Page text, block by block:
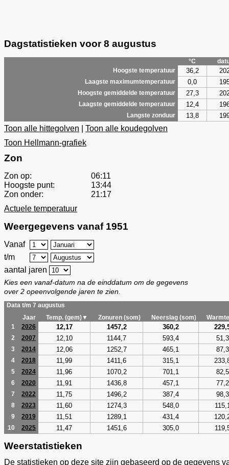
Dagstatistieken voor 8 augustus
°C
Hoogste temperatuur
36,2
Laagste maximumtemperatuur 0,0
Hoogste gemiddelde temperatuur 27,3
Laagste gemiddelde temperatuur 12,4
Langste zonduur 13,8
Toon alle hittegolven
Toon alle koudegolven
Toon Hellmann-grafiek
Zon
Zon op:
06:11
Hoogste punt:
13:44
Zon onder:
21:17
Actuele temperatuur
Weergegevens vanaf 1951
Vanaf
t/m
aantal jaren
Kies een vanaf-datum na de einddatum om de gegevens
over 2 opeenvolgende jaren te zien.
Data t/m 7 augustus
Jaar
Temp. (gem)▼ Zonuren (som) Neerslag (som)
1
2026 12,17 1457,2 360,2
2 2007 12,10 1144,7 593,4 51,3
3 2014 12,06 1252,7 465,1 87,3
4 2018 11,99 1411,6 315,1
5 2024 11,96 1070,2 701,1 82,5
6 2020 11,91 1436,8 457,1 77,2
7 2022 11,75 1496,2 387,4 98,3
8 2023 11,60 1274,3 548,0
9 2019 11,51 1289,1 431,4
10 2025 11,47 1451,6 305,0
Weerstatistieken
De statistieken op deze site zijn gebaseerd op de gegevens